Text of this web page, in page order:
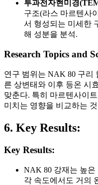
투과전자현미경
구조(라스 마르텐사
서 형성되는 미세한
해 성분을 분석.
Research Topics and
연구 범위는 NAK 80 구리
른 상변태와 이후 등온 시
맞춘다. 특히 마르텐사이
미치는 영향을 비교하는
6. Key Results:
Key Results:
NAK 80 강재는 높은
각 속도에서도 거의